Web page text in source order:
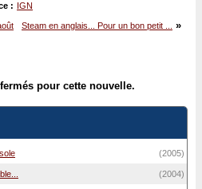
: IGN
Steam en anglais... Pour un bon petit ... »
pour cette nouvelle.
(2005)
(2004)